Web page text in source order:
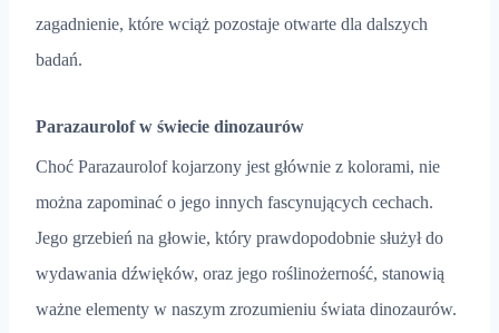
zagadnienie, które wciąż pozostaje otwarte dla dalszych
badań.
Parazaurolof w świecie dinozaurów
Choć Parazaurolof kojarzony jest głównie z kolorami, nie
można zapominać o jego innych fascynujących cechach.
Jego grzebień na głowie, który prawdopodobnie służył do
wydawania dźwięków, oraz jego roślinożerność, stanowią
ważne elementy w naszym zrozumieniu świata dinozaurów.